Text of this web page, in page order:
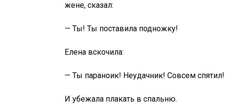
жене, сказал:
— Ты! Ты поставила подножку!
Елена вскочила:
— Ты параноик! Неудачник! Совсем спятил!
И убежала плакать в спальню.